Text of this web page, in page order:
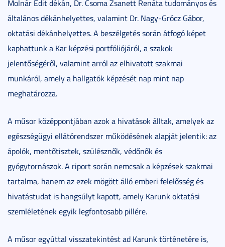
Molnár Edit dékán, Dr. Csoma Zsanett Renáta tudományos és
általános dékánhelyettes, valamint Dr. Nagy-Grócz Gábor,
oktatási dékánhelyettes. A beszélgetés során átfogó képet
kaphattunk a Kar képzési portfóliójáról, a szakok
jelentőségéről, valamint arról az elhivatott szakmai
munkáról, amely a hallgatók képzését nap mint nap
meghatározza.
A műsor középpontjában azok a hivatások álltak, amelyek az
egészségügyi ellátórendszer működésének alapját jelentik: az
ápolók, mentőtisztek, szülésznők, védőnők és
gyógytornászok. A riport során nemcsak a képzések szakmai
tartalma, hanem az ezek mögött álló emberi felelősség és
hivatástudat is hangsúlyt kapott, amely Karunk oktatási
szemléletének egyik legfontosabb pillére.
A műsor egyúttal visszatekintést ad Karunk történetére is,